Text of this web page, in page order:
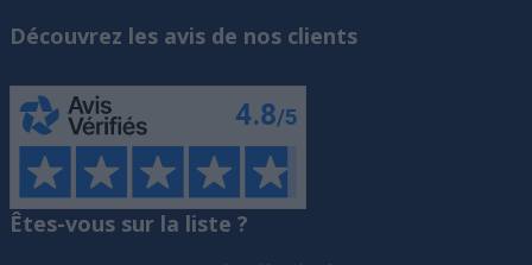
Découvrez les avis de nos clients
Êtes-vous sur la liste ?